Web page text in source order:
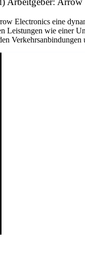
Electronics eine
Leistungen wie einer